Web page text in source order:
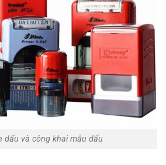
dấu và công khai mẫu dấu